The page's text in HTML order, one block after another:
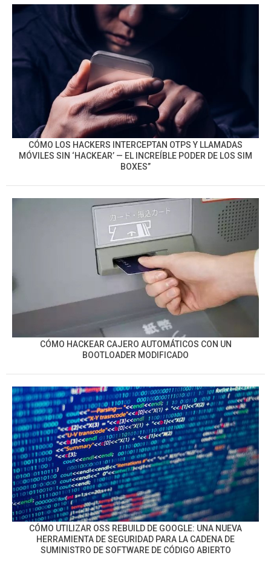
CÓMO LOS HACKERS INTERCEPTAN OTPS Y LLAMADAS
MÓVILES SIN ‘HACKEAR’ — EL INCREÍBLE PODER DE LOS SIM
BOXES”
CÓMO HACKEAR CAJERO AUTOMÁTICOS CON UN
BOOTLOADER MODIFICADO
CÓMO UTILIZAR OSS REBUILD DE GOOGLE: UNA NUEVA
HERRAMIENTA DE SEGURIDAD PARA LA CADENA DE
SUMINISTRO DE SOFTWARE DE CÓDIGO ABIERTO